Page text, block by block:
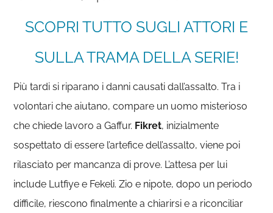
SCOPRI TUTTO SUGLI ATTORI E
SULLA TRAMA DELLA SERIE!
Più tardi si riparano i danni causati dall’assalto. Tra i
volontari che aiutano, compare un uomo misterioso
che chiede lavoro a Gaffur. Fikret, inizialmente
sospettato di essere l’artefice dell’assalto, viene poi
rilasciato per mancanza di prove. L’attesa per lui
include Lutfiye e Fekeli. Zio e nipote, dopo un periodo
difficile, riescono finalmente a chiarirsi e a riconciliar